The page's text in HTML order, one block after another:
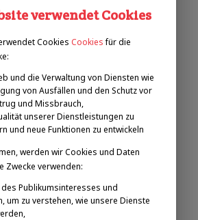
(Rollstuhlfahrer)
verwendet Cookies
Cookies Cookies für die
und die Verwaltung von Diensten wie
von Ausfällen und den Schutz vor
und Missbrauch,
unserer Dienstleistungen zu
und neue Funktionen zu entwickeln
werden wir Cookies und Daten
Zwecke verwenden:
Publikumsinteresses und
um zu verstehen, wie unsere Dienste